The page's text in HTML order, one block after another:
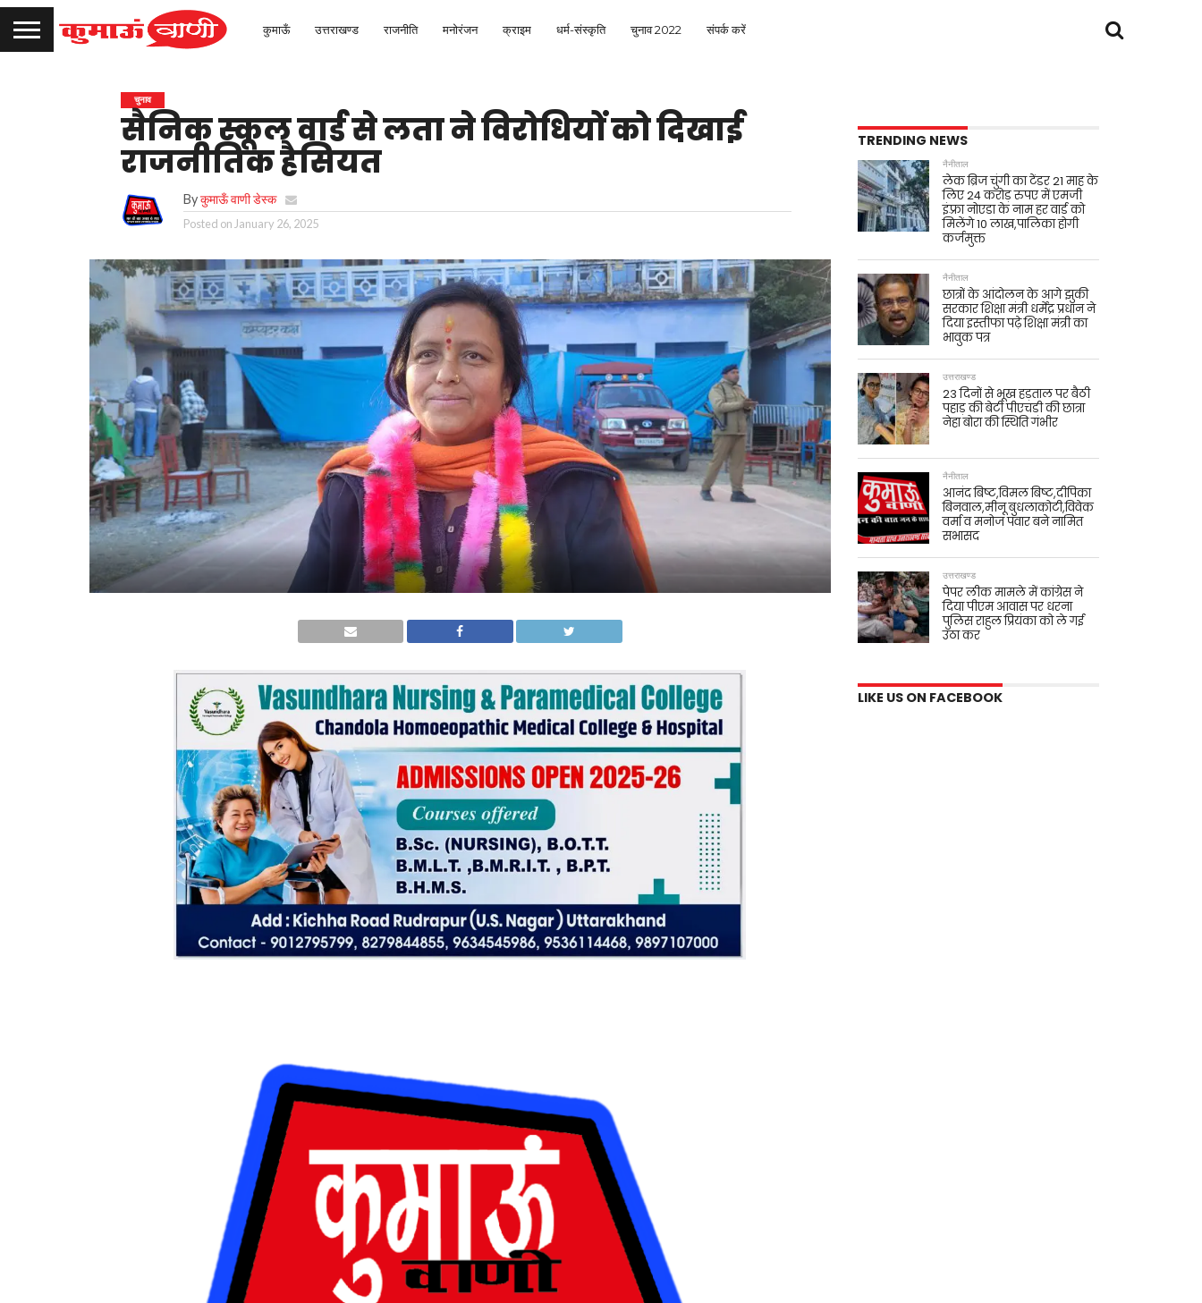
कुमाऊँ उत्तराखण्ड राजनीति मनोरंजन क्राइम धर्म-संस्कृति चुनाव 2022 संपर्क करें
चुनाव
सैनिक स्कूल वार्ड से लता ने विरोधियों को दिखाई
राजनीतिक हैसियत
Byकुमाऊँ वाणी डेस्क
Posted on January 26, 2025
TRENDING NEWS
नैनीताल
लेक ब्रिज चुंगी का टेंडर 21 माह के
लिए 24 करोड़ रुपए में एमजी
इंफ़्रा नोएडा के नाम हर वार्ड को
मिलेंगे 10 लाख,पालिका होगी
कर्जमुक्त
नैनीताल
छात्रों के आंदोलन के आगे झुकी
सरकार शिक्षा मंत्री धर्मेंद्र प्रधान ने
दिया इस्तीफा पढ़े शिक्षा मंत्री का
भावुक पत्र
उत्तराखण्ड
23 दिनों से भूख हड़ताल पर बैठी
पहाड़ की बेटी पीएचडी की छात्रा
नेहा बोरा की स्थिति गंभीर
नैनीताल
आनंद बिष्ट,विमल बिष्ट,दीपिका
बिनवाल,मीनू बुधलाकोटी,विवेक
वर्मा व मनोज पंवार बने नामित
सभासद
उत्तराखण्ड
पेपर लीक मामले में कांग्रेस ने
दिया पीएम आवास पर धरना
पुलिस राहुल प्रियंका को ले गई
उठा कर
LIKE US ON FACEBOOK